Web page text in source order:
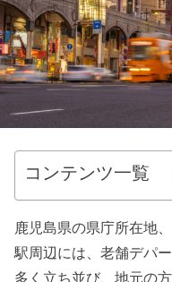
コンテンツ一覧
鹿児島県の県庁所在地
駅周辺には、老舗デパ
多く立ち並び、地元の